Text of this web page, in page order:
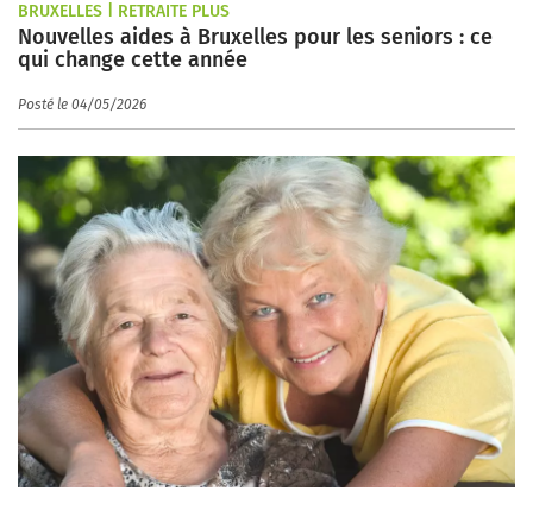
BRUXELLES | RETRAITE PLUS
Nouvelles aides à Bruxelles pour les seniors : ce
qui change cette année
Posté le 04/05/2026